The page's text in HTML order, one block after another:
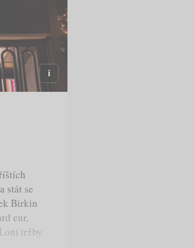
stát se
Birkin
eur,
tržby